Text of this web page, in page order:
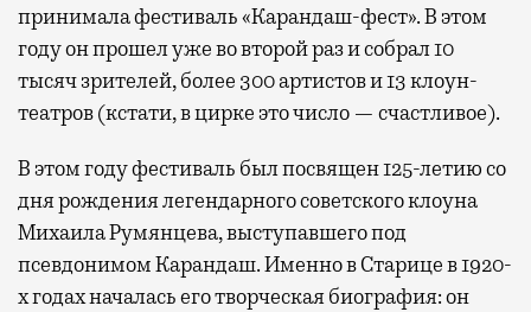
принимала фестиваль «Карандаш-фест». В этом
году он прошел уже во второй раз и собрал 10
тысяч зрителей, более 300 артистов и 13 клоун-
театров (кстати, в цирке это число — счастливое).
В этом году фестиваль был посвящен 125-летию со
дня рождения легендарного советского клоуна
Михаила Румянцева, выступавшего под
псевдонимом Карандаш. Именно в Старице в 1920-
х годах началась его творческая биография: он